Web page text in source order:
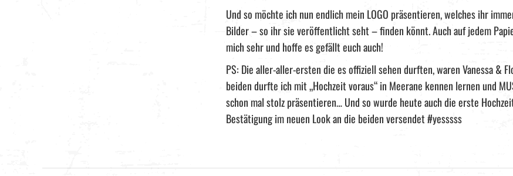
Und so möchte ich nun endlich mein LOGO präsentieren, welches ihr
Bilder – so ihr sie veröffentlicht seht – finden könnt. Auch auf jedem
mich sehr und hoffe es gefällt euch auch!
PS: Die aller-aller-ersten die es offiziell sehen durften, waren Vanessa &
beiden durfte ich mit „Hochzeit voraus“ in Meerane kennen lernen und
schon mal stolz präsentieren… Und so wurde heute auch die erste
Bestätigung im neuen Look an die beiden versendet #yesssss